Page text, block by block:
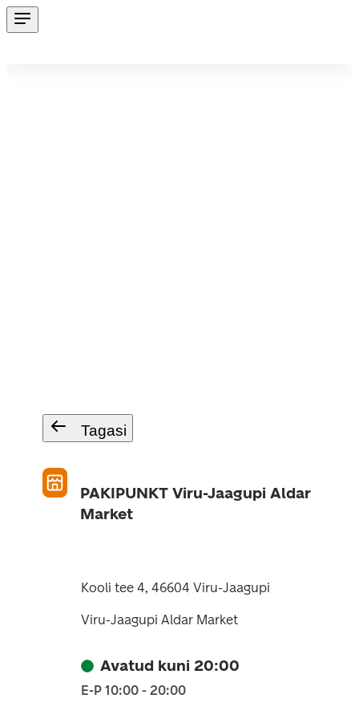
Tagasi
PAKIPUNKT Viru-Jaagupi Aldar
Market
Kooli tee 4, 46604 Viru-Jaagupi
Viru-Jaagupi Aldar Market
Avatud kuni 20:00
E-P 10:00 - 20:00